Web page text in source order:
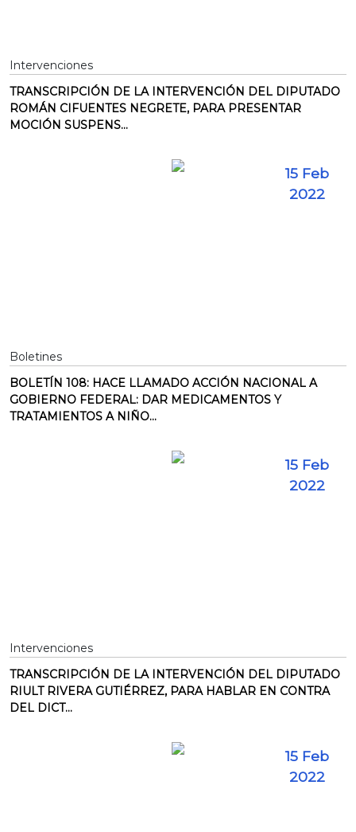
Intervenciones
TRANSCRIPCIÓN DE LA INTERVENCIÓN DEL DIPUTADO
ROMÁN CIFUENTES NEGRETE, PARA PRESENTAR
MOCIÓN SUSPENS...
15 Feb
2022
Boletines
BOLETÍN 108: HACE LLAMADO ACCIÓN NACIONAL A
GOBIERNO FEDERAL: DAR MEDICAMENTOS Y
TRATAMIENTOS A NIÑO...
15 Feb
2022
Intervenciones
TRANSCRIPCIÓN DE LA INTERVENCIÓN DEL DIPUTADO
RIULT RIVERA GUTIÉRREZ, PARA HABLAR EN CONTRA
DEL DICT...
15 Feb
2022